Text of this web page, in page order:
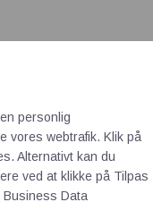
personlig
vores webtrafik. Klik på
Alternativt kan du
ved at klikke på Tilpas
Business Data